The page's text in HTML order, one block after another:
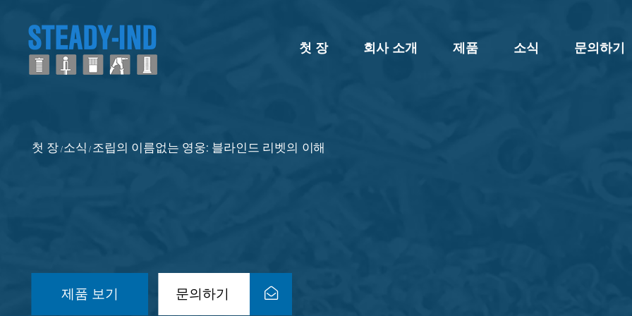
첫 장 회사 소개 제품 소식 문의하기
첫 장 / 소식 / 조립의 이름없는 영웅: 블라인드 리벳의 이해
제품 보기 문의하기